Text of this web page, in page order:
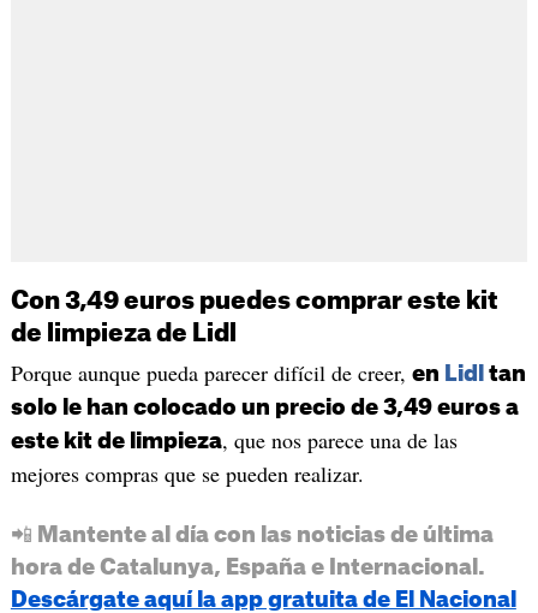
Con 3,49 euros puedes comprar este kit
de limpieza de Lidl
Porque aunque pueda parecer difícil de creer, en Lidl
tan
solo le han colocado un precio de 3,49 euros a
este kit de limpieza, que nos parece una de las
mejores compras que se pueden realizar.
📲 Mantente al día con las noticias de última
hora de Catalunya, España e Internacional.
Descárgate aquí la app gratuita de El Nacional